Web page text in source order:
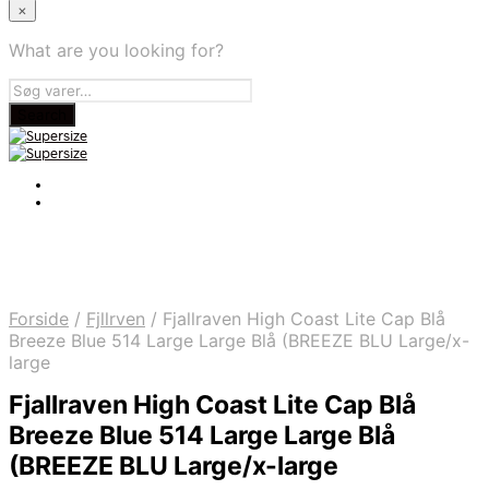
×
What are you looking for?
Forside / Fjllrven / Fjallraven High Coast Lite Cap Blå
Breeze Blue 514 Large Large Blå (BREEZE BLU Large/x-
large
Fjallraven High Coast Lite Cap Blå
Breeze Blue 514 Large Large Blå
(BREEZE BLU Large/x-large